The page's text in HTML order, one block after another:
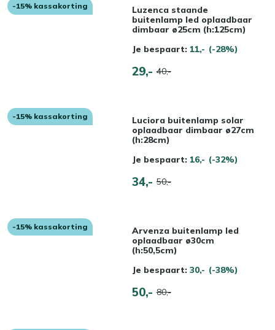
-15% kassakorting
Luzenca staande
buitenlamp led oplaadbaar
dimbaar ø25cm (h:125cm)
Je bespaart: 11,- (-28%)
29,- 40,-
-15% kassakorting
Luciora buitenlamp solar
oplaadbaar dimbaar ø27cm
(h:28cm)
Je bespaart: 16,- (-32%)
34,- 50,-
-15% kassakorting
Arvenza buitenlamp led
oplaadbaar ø30cm
(h:50,5cm)
Je bespaart: 30,- (-38%)
50,- 80,-